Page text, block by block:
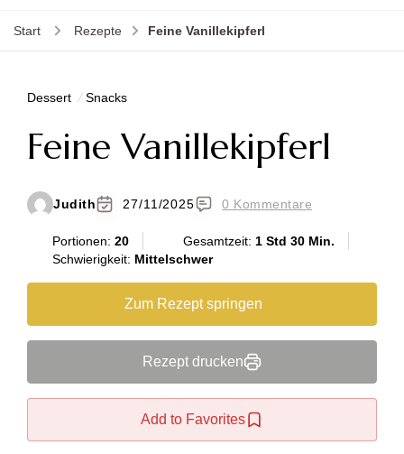
Start Rezepte Feine Vanillekipferl
Dessert Snacks
Feine Vanillekipferl
Judith 27/11/2025 0 Kommentare
Portionen: 20 Gesamtzeit: 1 Std 30 Min.
Schwierigkeit: Mittelschwer
Zum Rezept springen
Rezept drucken
Add to Favorites